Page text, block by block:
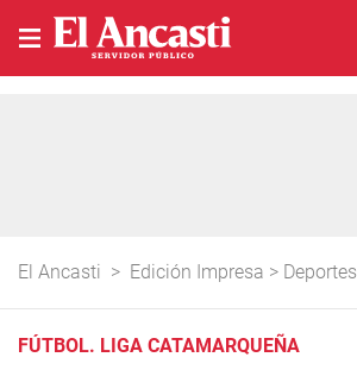
El Ancasti > Edición Impresa > Deportes
FÚTBOL. LIGA CATAMARQUEÑA